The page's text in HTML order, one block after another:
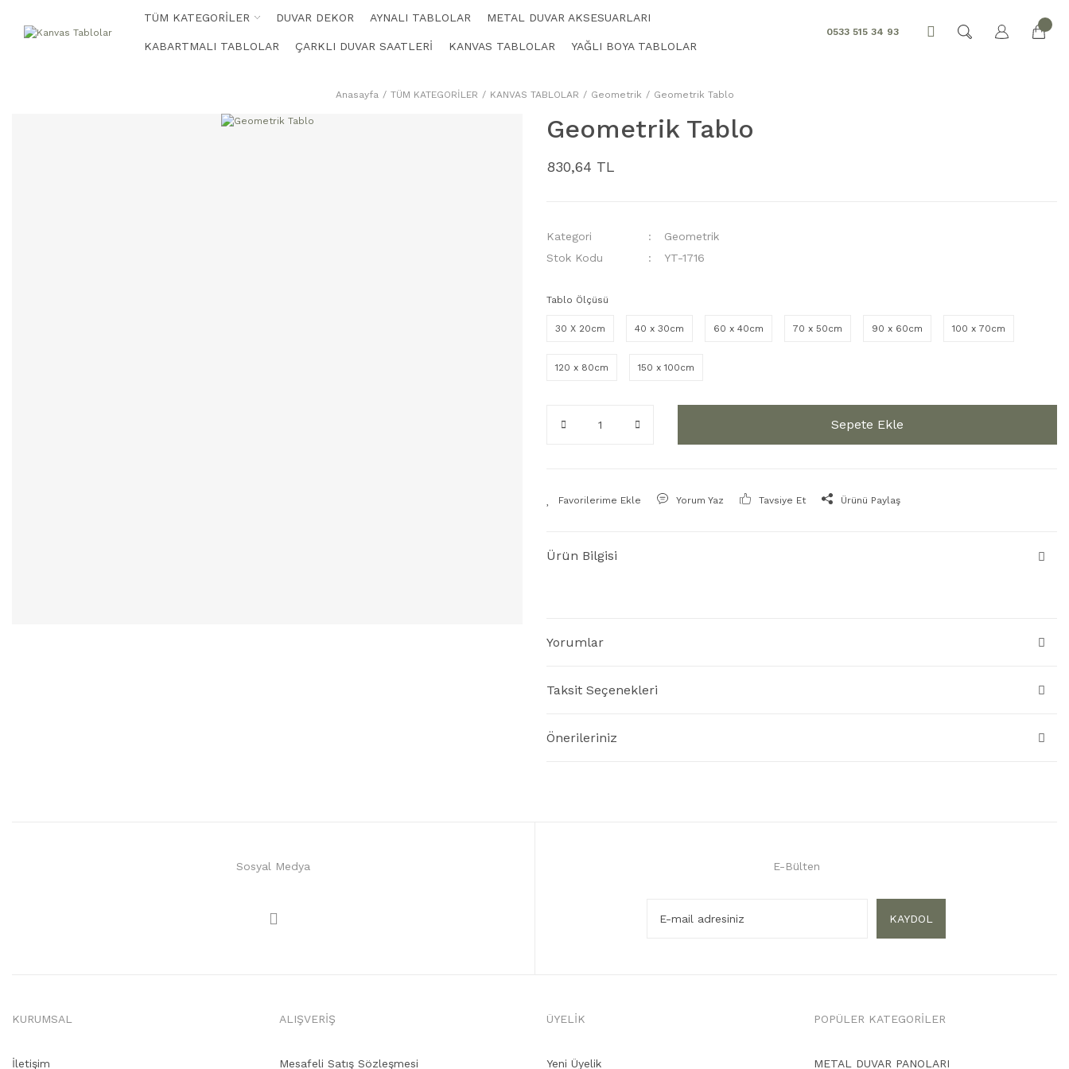
TÜM KATEGORİLER DUVAR DEKOR AYNALI TABLOLAR METAL DUVAR AKSESUARLARI
KABARTMALI TABLOLAR ÇARKLI DUVAR SAATLERİ KANVAS TABLOLAR YAĞLI BOYA TABLOLAR
0533 515 34 93
Anasayfa TÜM KATEGORİLER KANVAS TABLOLAR Geometrik Geometrik Tablo
Geometrik Tablo
830,64 TL
Kategori
Geometrik
Stok Kodu
YT-1716
Tablo Ölçüsü
30 X 20cm 40 x 30cm 60 x 40cm 70 x 50cm 90 x 60cm 100 x 70cm
120 x 80cm 150 x 100cm
Sepete Ekle
Yorum Yaz Tavsiye Et Ürünü Paylaş
Ürün Bilgisi
Yorumlar
Taksit Seçenekleri
Önerileriniz
Sosyal Medya E-Bülten
KAYDOL
KURUMSAL
İletişim
ALIŞVERİŞ
Mesafeli Satış Sözleşmesi
ÜYELİK
Yeni Üyelik
POPÜLER KATEGORİLER
METAL DUVAR PANOLARI